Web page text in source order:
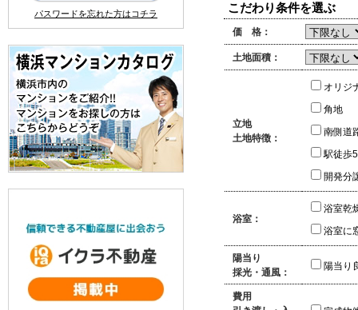
こだわり条件を選ぶ
価 格：
土地面積：
立地
土地特徴：
オリジ
角地
南側道
駅徒歩
開発分
浴室：
浴室乾
浴室に
陽当り
採光・通風：
陽当り
費用
パスワードを忘れた方はコチラ